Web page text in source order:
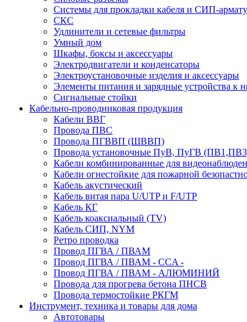
Системы для прокладки кабеля и СИП-
СКС
Удлинители и сетевые фильтры
Умный дом
Шкафы, боксы и аксессуары
Электродвигатели и конденсаторы
Электроустановочные изделия и аксессуары
Элементы питания и зарядные устройства к
Сигнальные стойки
Кабельно-проводниковая продукция
Кабели ВВГ
Провода ПВС
Провода ПГВВП (ШВВП)
Провода установочные ПуВ, ПуГВ
Кабели комбинированные для
Кабели огнестойкие для пожарной
Кабель акустический
Кабель витая пара U/UTP и F/UTP
Кабель КГ
Кабель коаксиальный (TV)
Кабель СИП, NYM
Ретро проводка
Провод ПГВА / ПВАМ
Провод ПГВА / ПВАМ - CCA -
Провод ПГВА / ПВАМ - АЛЮМИНИЙ
Провода для прогрева бетона ПНСВ
Провода термостойкие РКГМ
Инструмент, техника и товары для дома
Автотовары